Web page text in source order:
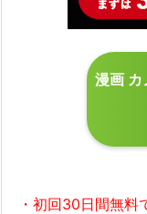
漫画 カ
・初回30日間無料